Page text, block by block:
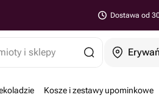
Dostawa od
i sklepy Erywań
Kosze i zestawy upominkowe